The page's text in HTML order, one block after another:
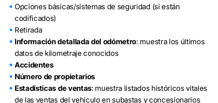
Opciones básicas/sistemas de seguridad (si están
codificados)
Retirada
Información detallada del odómetro: muestra los últimos
datos de kilometraje conocidos
Accidentes
Número de propietarios
Estadísticas de ventas: muestra listados históricos vitales
de las ventas del vehículo en subastas y concesionarios